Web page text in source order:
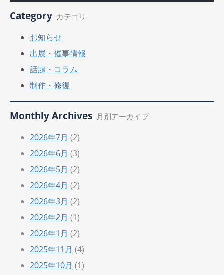
Category カテゴリ
お知らせ
出展・催事情報
話題・コラム
制作・修復
Monthly Archives 月別アーカイブ
2026年7月 (2)
2026年6月 (3)
2026年5月 (2)
2026年4月 (2)
2026年3月 (2)
2026年2月 (1)
2026年1月 (2)
2025年11月 (4)
2025年10月 (1)